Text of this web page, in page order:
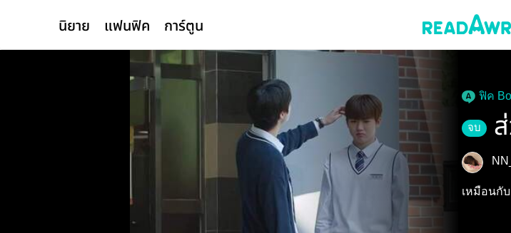
นิยาย แฟนฟิค การ์ตูน
ฟิค
จบ
เหมือนกั